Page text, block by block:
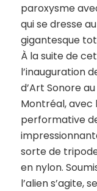
paroxysme
qui se dresse
gigantesque
À la suite de
l’inauguration
d’Art Sonore
Montréal, avec
performative
sorte de
en nylon.
l’alien s’agite,